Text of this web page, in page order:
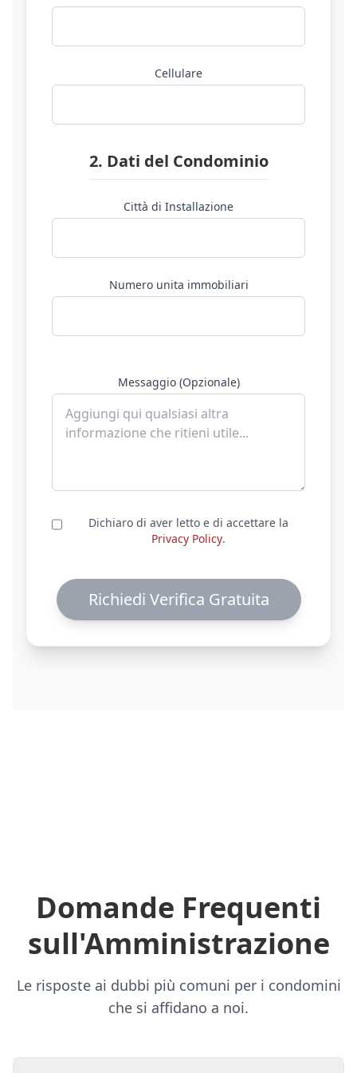
Cellulare
2. Dati del Condominio
Città di Installazione
Numero unita immobiliari
Messaggio (Opzionale)
Dichiaro di aver letto e di accettare la
Privacy Policy.
Richiedi Verifica Gratuita
Domande Frequenti
sull'Amministrazione
Le risposte ai dubbi più comuni per i condomini
che si affidano a noi.